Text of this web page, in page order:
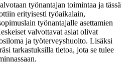
työnantajan toimintaa ja tässä
erityisesti työaikalain,
työnantajalle asettamien
valvottavat asiat olivat
ja työterveyshuolto. Lisäksi
tarkastuksilla tietoa, jota se tulee